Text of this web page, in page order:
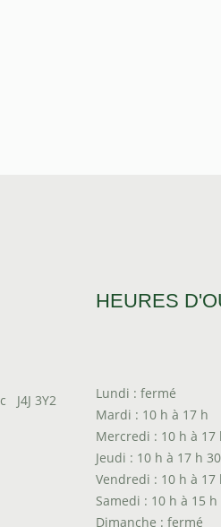
J4J 3Y2
HEURES
Lundi : fermé
Mardi : 10 h à 17 h
Mercredi : 10 h à 17
Jeudi : 10 h à 17 h 30
Vendredi : 10 h à 17
Samedi : 10 h à 15 h
Dimanche : fermé